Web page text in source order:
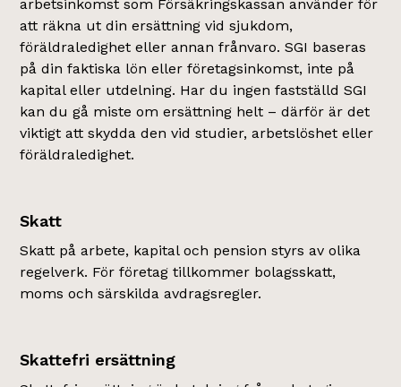
arbetsinkomst som Försäkringskassan använder för
att räkna ut din ersättning vid sjukdom,
föräldraledighet eller annan frånvaro. SGI baseras
på din faktiska lön eller företagsinkomst, inte på
kapital eller utdelning. Har du ingen fastställd SGI
kan du gå miste om ersättning helt – därför är det
viktigt att skydda den vid studier, arbetslöshet eller
föräldraledighet.
Skatt
Skatt på arbete, kapital och pension styrs av olika
regelverk. För företag tillkommer bolagsskatt,
moms och särskilda avdragsregler.
Skattefri ersättning